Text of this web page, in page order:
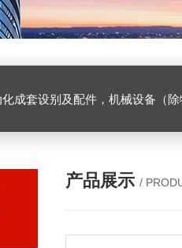
构经营），设计，批发，零售，模具，五金制品，工具加工（限分支机构经营），设计，批发，零售。五金交电，金属材料，金属制品，不锈钢制品，建筑材料，钢材，橡塑制品，环保设备，润滑剂，汽车配件，摩托车配件的批发，零售。（企业经营涉及行政许可的，凭许可证件经营）化成套设别及配件，机械设备（除特种设
产品展示 /